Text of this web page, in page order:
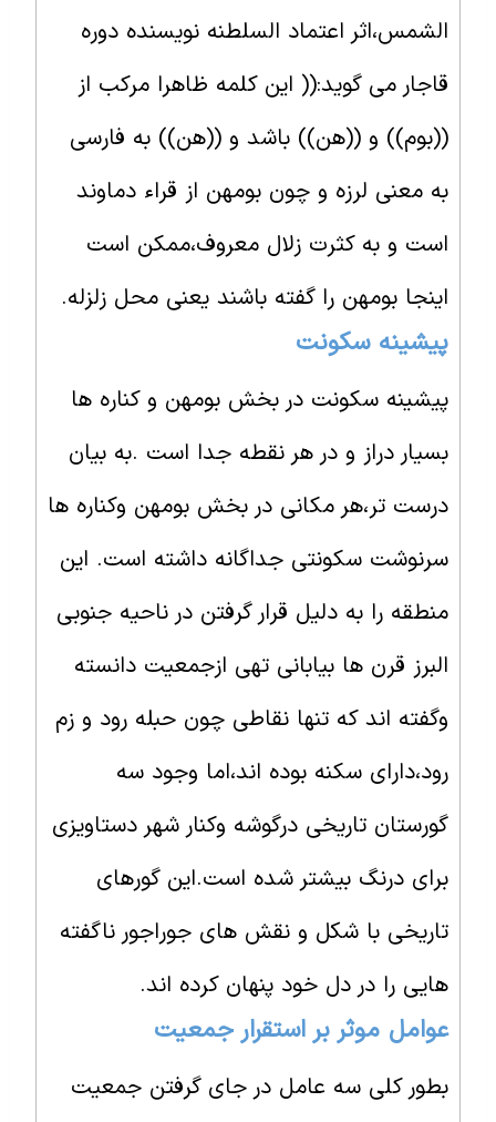
الشمس،اثر اعتماد السلطنه نویسنده دوره
قاجار می گوید:(( این کلمه ظاهرا مرکب از
((بوم)) و ((هن)) باشد و ((هن)) به فارسی
به معنی لرزه و چون بومهن از قراء دماوند
است و به کثرت زلال معروف،ممکن است
اینجا بومهن را گفته باشند یعنی محل زلزله.
پیشینه سکونت
پیشینه سکونت در بخش بومهن و کناره ها
بسیار دراز و در هر نقطه جدا است .به بیان
درست تر،هر مکانی در بخش بومهن وکناره ها
سرنوشت سکونتی جداگانه داشته است. این
منطقه را به دلیل قرار گرفتن در ناحیه جنوبی
البرز قرن ها بیابانی تهی ازجمعیت دانسته
وگفته اند که تنها نقاطی چون حبله رود و زم
رود،دارای سکنه بوده اند،اما وجود سه
گورستان تاریخی درگوشه وکنار شهر دستاویزی
برای درنگ بیشتر شده است.این گورهای
تاریخی با شکل و نقش های جوراجور ناگفته
هایی را در دل خود پنهان کرده اند.
عوامل موثر بر استقرار جمعیت
بطور کلی سه عامل در جای گرفتن جمعیت